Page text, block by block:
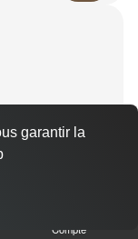
Compte
garantir la